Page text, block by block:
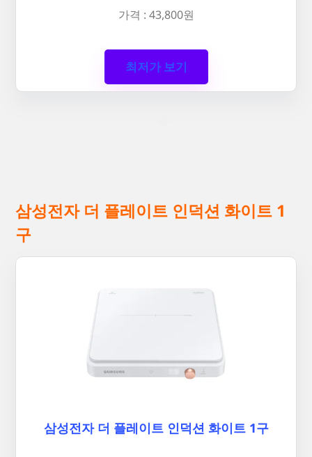
가격 : 43,800원
최저가 보기
삼성전자 더 플레이트 인덕션 화이트 1
구
삼성전자 더 플레이트 인덕션 화이트 1구